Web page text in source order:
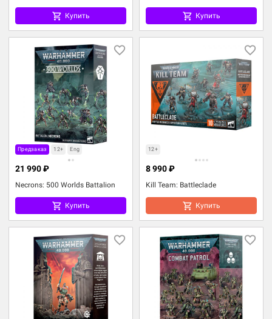
Купить Купить
Предзаказ 12+ Eng
Necrons: 500 Worlds Battalion
21 990 ₽
Купить
12+
Kill Team: Battleclade
8 990 ₽
Купить